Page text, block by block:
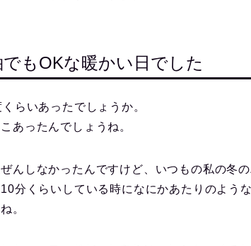
もOKな暖かい日でした
らいあったでしょうか。
あったんでしょうね。
んしなかったんですけど、いつもの私の冬
分くらいしている時になにかあたりのよう
。